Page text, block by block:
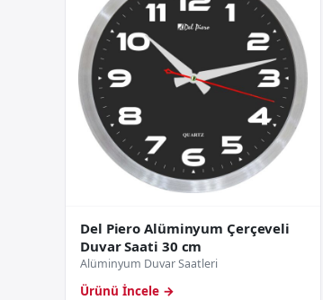
Del Piero Alüminyum Çerçeveli
Duvar Saati 30 cm
Alüminyum Duvar Saatleri
Ürünü İncele →